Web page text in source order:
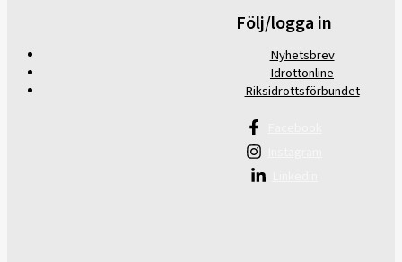
Följ/logga in
Nyhetsbrev
Idrottonline
Riksidrottsförbundet